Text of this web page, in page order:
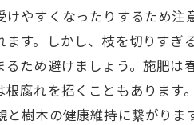
やすくなったりするため注
す。しかし、枝を切りすぎ
ため避けましょう。施肥
腐れを招くこともあります
樹木の健康維持に繋がりま